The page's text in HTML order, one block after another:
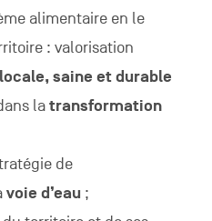
alimentaire en le
: valorisation
saine et durable
latransformation
de
voie d’eau ;